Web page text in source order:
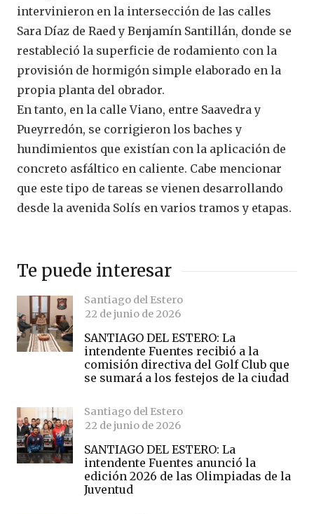
intervinieron en la intersección de las calles
Sara Díaz de Raed y Benjamín Santillán, donde se
restableció la superficie de rodamiento con la
provisión de hormigón simple elaborado en la
propia planta del obrador.
En tanto, en la calle Viano, entre Saavedra y
Pueyrredón, se corrigieron los baches y
hundimientos que existían con la aplicación de
concreto asfáltico en caliente. Cabe mencionar
que este tipo de tareas se vienen desarrollando
desde la avenida Solís en varios tramos y etapas.
Te puede interesar
Santiago del Estero
22 de junio de 2026
SANTIAGO DEL ESTERO: La
intendente Fuentes recibió a la
comisión directiva del Golf Club que
se sumará a los festejos de la ciudad
Santiago del Estero
22 de junio de 2026
SANTIAGO DEL ESTERO: La
intendente Fuentes anunció la
edición 2026 de las Olimpiadas de la
Juventud